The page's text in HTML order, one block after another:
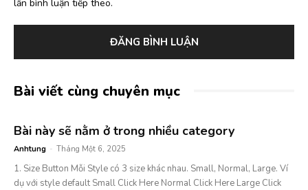
lần bình luận tiếp theo.
Bài viết cùng chuyên mục
Bài này sẽ nằm ở trong nhiều category
Anhtung - Tháng Một 6, 2025
1. Size Button Mỗi Style có 3 size khác nhau. Small, Normal, Large. Ví
dụ với style default Small Click Here Normal Click Here Large Click